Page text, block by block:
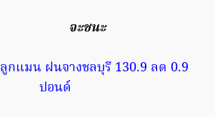
จะชนะ
ลูกแมน ฝนจางชลบุรี 130.9 ลด 0.9
ปอนด์